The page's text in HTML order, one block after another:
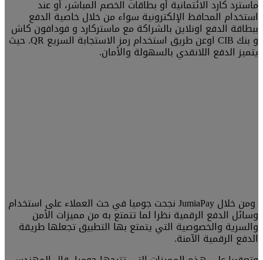
ماسترد كارد الائتمانية أو بطاقات الخصم المباشر، أو عند
استخدام المحافظ الإلكترونية سواء من خلال خاصية الدفع
ببطاقة الدفع اونلاين بالشراكة مع ماستركارد و فودافون كاش
و بنك CIB اوعن طريق استخدام رمز الاستجابة السريع QR. حيث
يتميز الدفع اللانقدي بالسهولة والأمان.
ومن خلال JumiaPay نجحت جوميا في حث العملاء على استخدام
وسائل الدفع الرقمیة نظرا لما تتمتع به من مميزات الأمن
والسرية والخصوصية التي يتمتع بها التطبيق تجعلها طريقة
الدفع الرقمية الآمنة.